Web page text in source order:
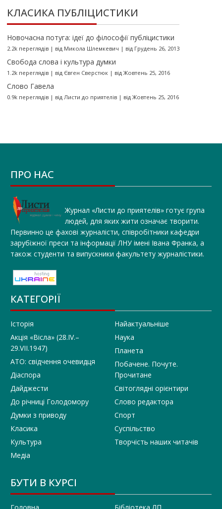
КЛАСИКА ПУБЛІЦИСТИКИ
Новочасна потуга: ідеї до філософії публіцистики
2.2k переглядів| від Микола Шлемкевич | від Грудень 26, 2013
Свобода слова і культура думки
1.2k переглядів| від Євген Сверстюк| від Жовтень 25, 2016
Слово Гавела
0.9k переглядів| від Листи до приятелів| від Жовтень 25, 2016
ПРО НАС
Журнал «Листи до приятелів» готує група
людей, для яких жити означає творити.
Первинно це фахові журналісти, співробітники кафедри
зарубіжної преси та інформації ЛНУ імені Івана Франка, а
також студенти та випускники факультету журналістики.
КАТЕГОРІЇ
Історія
Акція «Вісла» (28.IV.–
29.VII.1947)
АТО: свідчення очевидця
Діаспора
Дайджести
До річниці Голодомору
Думки з приводу
Класика
Культура
Медіа
Найактуальніше
Наука
Планета
Побачене. Почуте.
Прочитане
Світоглядні орієнтири
Слово редактора
Спорт
Суспільство
Творчість наших читачів
БУТИ В КУРСІ